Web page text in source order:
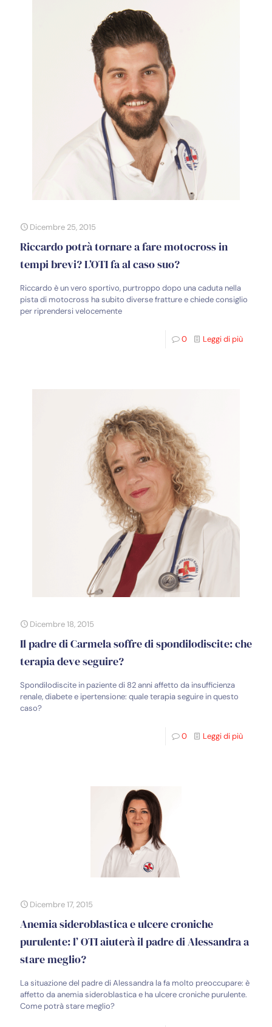
Dicembre 25, 2015
Riccardo potrà tornare a fare motocross in
tempi brevi? L’OTI fa al caso suo?
Riccardo è un vero sportivo, purtroppo dopo una caduta nella
pista di motocross ha subito diverse fratture e chiede consiglio
per riprendersi velocemente
0 Leggi di più
Dicembre 18, 2015
Il padre di Carmela soffre di spondilodiscite: che
terapia deve seguire?
Spondilodiscite in paziente di 82 anni affetto da insufficienza
renale, diabete e ipertensione: quale terapia seguire in questo
caso?
0 Leggi di più
Dicembre 17, 2015
Anemia sideroblastica e ulcere croniche
purulente: l’ OTI aiuterà il padre di Alessandra a
stare meglio?
La situazione del padre di Alessandra la fa molto preoccupare: è
affetto da anemia sideroblastica e ha ulcere croniche purulente.
Come potrà stare meglio?